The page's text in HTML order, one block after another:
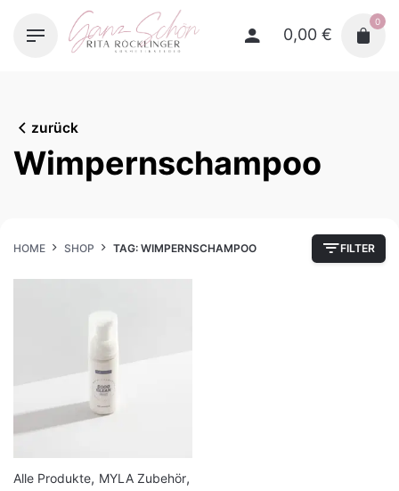
0,00 €
0
zurück
Wimpernschampoo
HOME SHOP TAG: WIMPERNSCHAMPOO FILTER
Alle Produkte, MYLA Zubehör,